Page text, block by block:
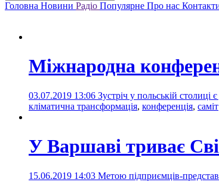
Головна Новини Радіо Популярне Про нас
Міжнародна
03.07.2019 13:06 Зустріч у польській столиці
кліматична трансформація, конференція, саміт
У Варшаві триває
15.06.2019 14:03 Метою підприємців-